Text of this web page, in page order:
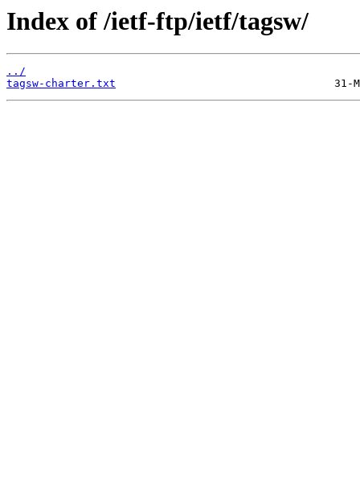
Index of /ietf-ftp/ietf/tagsw/
../
tagsw-charter.txt